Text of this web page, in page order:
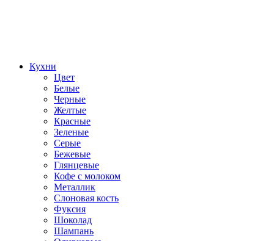
Кухни
Цвет
Белые
Черные
Желтые
Красные
Зеленые
Серые
Бежевые
Глянцевые
Кофе с молоком
Металлик
Слоновая кость
Фуксия
Шоколад
Шампань